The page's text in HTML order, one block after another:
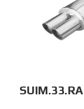
SUIM.33.RA